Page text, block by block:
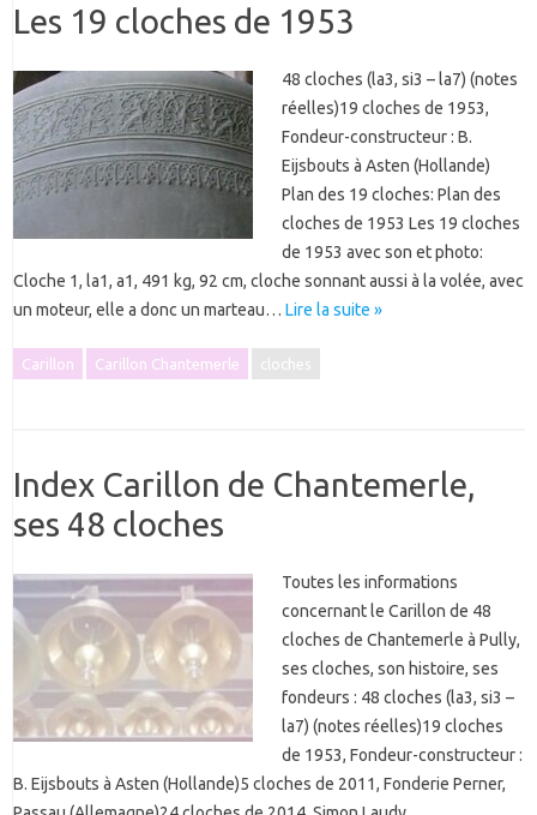
Les 19 cloches de 1953
48 cloches (la3, si3 – la7) (notes
réelles)19 cloches de 1953,
Fondeur-constructeur : B.
Eijsbouts à Asten (Hollande)
Plan des 19 cloches: Plan des
cloches de 1953 Les 19 cloches
de 1953 avec son et photo:
Cloche 1, la1, a1, 491 kg, 92 cm, cloche sonnant aussi à la volée, avec
un moteur, elle a donc un marteau… Lire la suite »
Carillon Carillon Chantemerle cloches
Index Carillon de Chantemerle,
ses 48 cloches
Toutes les informations
concernant le Carillon de 48
cloches de Chantemerle à Pully,
ses cloches, son histoire, ses
fondeurs : 48 cloches (la3, si3 –
la7) (notes réelles)19 cloches
de 1953, Fondeur-constructeur :
B. Eijsbouts à Asten (Hollande)5 cloches de 2011, Fonderie Perner,